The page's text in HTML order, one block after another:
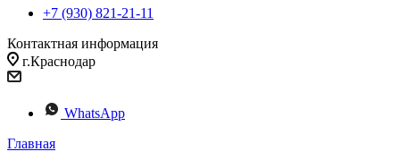
+7 (930) 821-21-11
Контактная информация
г.Краснодар
WhatsApp
Главная